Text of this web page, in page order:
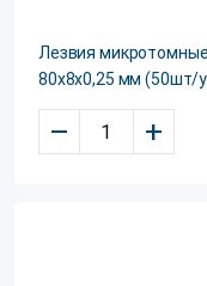
Лезвия
80х8х0,25 мм (50шт/
– +